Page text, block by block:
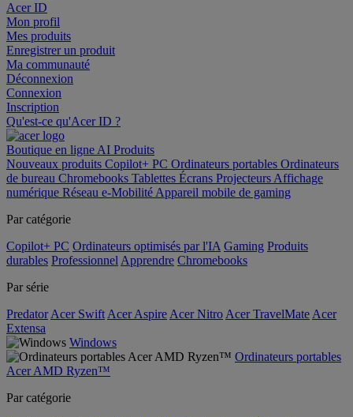
Acer ID
Mon profil
Mes produits
Enregistrer un produit
Ma communauté
Déconnexion
Connexion
Inscription
Qu'est-ce qu'Acer ID ?
Boutique en ligne AI Produits
Nouveaux produits Copilot+ PC Ordinateurs portables Ordinateurs
de bureau Chromebooks Tablettes Écrans Projecteurs Affichage
numérique Réseau e-Mobilité Appareil mobile de gaming
Par catégorie
Copilot+ PC Ordinateurs optimisés par l'IA Gaming Produits
durables Professionnel Apprendre Chromebooks
Par série
Predator Acer Swift Acer Aspire Acer Nitro Acer TravelMate Acer
Extensa
Windows
Ordinateurs portables
Acer AMD Ryzen™
Par catégorie